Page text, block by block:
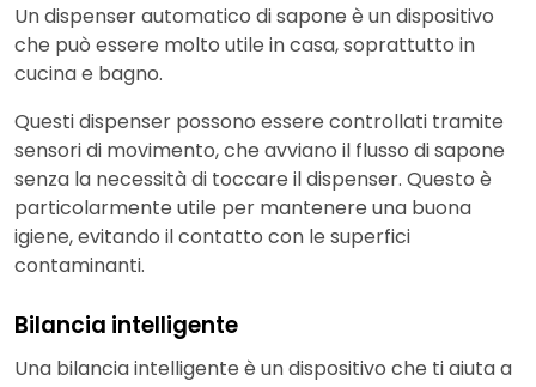
Un dispenser automatico di sapone è un dispositivo
che può essere molto utile in casa, soprattutto in
cucina e bagno.
Questi dispenser possono essere controllati tramite
sensori di movimento, che avviano il flusso di sapone
senza la necessità di toccare il dispenser. Questo è
particolarmente utile per mantenere una buona
igiene, evitando il contatto con le superfici
contaminanti.
Bilancia intelligente
Una bilancia intelligente è un dispositivo che ti aiuta a